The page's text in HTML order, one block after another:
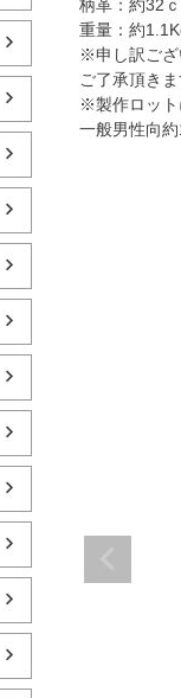
柄革：約32
重量：約
※申し訳ござ
ご了承頂き
※製作ロット
一般男性向約